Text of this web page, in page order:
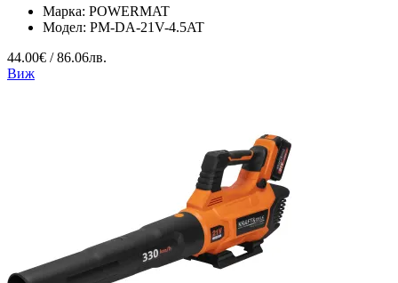
Марка: POWERMAT
Модел: PM-DA-21V-4.5AT
44.00€ / 86.06лв.
Виж